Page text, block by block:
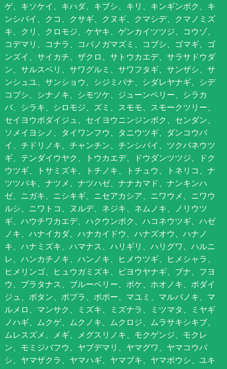
ゲ、キソケイ、キハダ、キブシ、キリ、キンギンボク、キ
ンシバイ、クコ、クサギ、クヌギ、クマシデ、クマノミズ
キ、クリ、クロモジ、ケヤキ、ゲンカイツツジ、コウゾ、
コデマリ、コナラ、コバノガマズミ、コブシ、ゴマギ、ゴ
ンズイ、サイカチ、ザクロ、サトウカエデ、サラサドウダ
ン、サルスベリ、サワグルミ、サワフタギ、サンザシ、サ
ンシュユ、サンショウ、シジミバナ、シダレヤナギ、シデ
コブシ、シナノキ、シモツケ、ジューンベリー、シラカ
バ、シラキ、シロモジ、ズミ、スモモ、スモークツリー、
セイヨウボダイジュ、セイヨウニンジンボク、センダン、
ソメイヨシノ、タイワンフウ、タニウツギ、ダンコウバ
イ、チドリノキ、チャンチン、チンシバイ、ツクバネウツ
ギ、テンダイウヤク、トウカエデ、ドウダンツツジ、ドク
ウツギ、トサミズキ、トチノキ、トチュウ、トネリコ、ナ
ツツバキ、ナツメ、ナツハゼ、ナナカマド、ナンキンハ
ゼ、ニガキ、ニシキギ、ニセアカシア、ニワウメ、ニワウ
ルシ、ニワトコ、ヌルデ、ネジキ、ネムノキ、ノリウツ
ギ、ハウチワカエデ、ハクウンボク、ハコネウツギ、ハゼ
ノキ、ハナイカダ、ハナカイドウ、ハナズオウ、ハナノ
キ、ハナミズキ、ハマナス、ハリギリ、ハリグワ、ハルニ
レ、ハンカチノキ、ハンノキ、ヒメウツギ、ヒメシャラ、
ヒメリンゴ、ヒュウガミズキ、ビヨウヤナギ、ブナ、フヨ
ウ、プラタナス、ブルーベリー、ボケ、ホオノキ、ボダイ
ジュ、ボタン、ポプラ、ポポー、マユミ、マルバノキ、マ
ルメロ、マンサク、ミズキ、ミズナラ、ミツマタ、ミヤギ
ノハギ、ムクゲ、ムクノキ、ムクロジ、ムラサキシキブ、
ムレスズメ、メギ、メグスリノキ、モクゲンジ、モクレ
ン、モミジバフウ、ヤブデマリ、ヤマグワ、ヤマコウバ
シ、ヤマザクラ、ヤマハギ、ヤマブキ、ヤマボウシ、ユキ